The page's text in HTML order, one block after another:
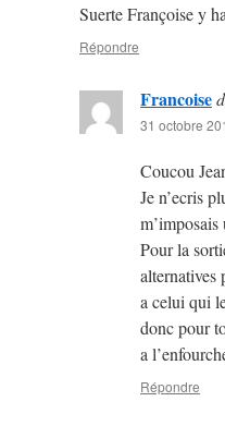
Suerte Françoise y
Répondre
Francoise
31 octobre
Coucou
Je n’ecris
Pour la
alternatives
a celui qui
donc pour
a
Répondre